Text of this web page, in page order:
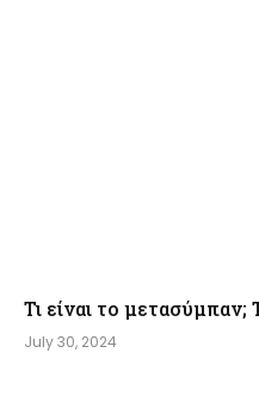
Τι είναι το μετασύμπαν;
July 30, 2024